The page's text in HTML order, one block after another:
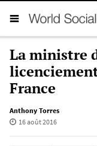
La ministre
France
Anthony Torres
16 août 2016